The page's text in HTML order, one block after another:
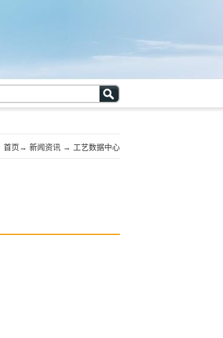
首页→ 新闻资讯 → 工艺数据中心